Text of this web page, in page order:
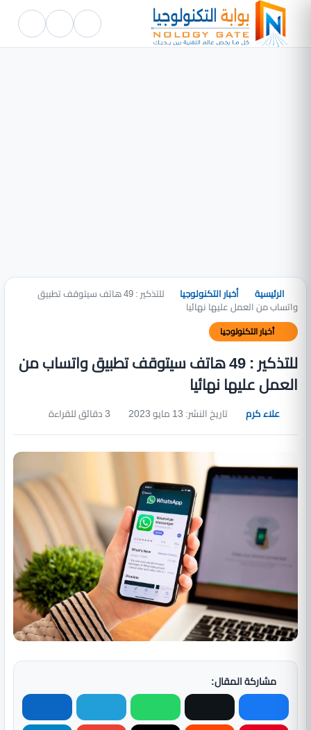
الرئيسية أخبار التكنولوجيا للتذكير : 49 هاتف سيتوقف تطبيق
واتساب من العمل عليها نهائيا
أخبار التكنولوجيا
للتذكير : 49 هاتف سيتوقف تطبيق واتساب من
العمل عليها نهائيا
علاء كرم تاريخ النشر: 13 مايو 2023
مشاركة المقال: